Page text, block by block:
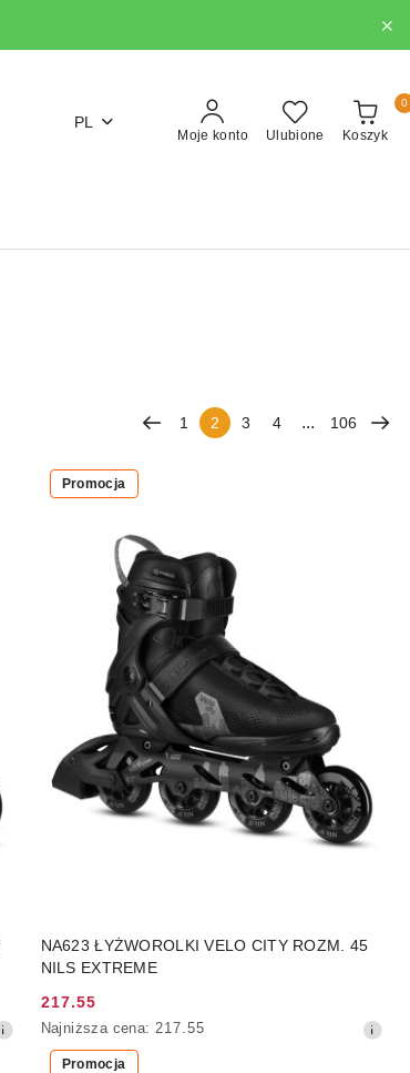
PL
Moje konto Ulubione Koszyk
0
1 2 3 4 ... 106
NA623 ŁYŻWOROLKI VELO CITY ROZM. 45
NILS EXTREME
Cena
promocyjna:
217.55
Najniższa
cena
Najniższa cena: 217.55
Promocja
DO KOSZYKA
Promocja